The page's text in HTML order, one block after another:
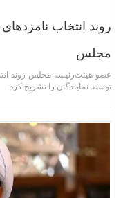
روند انتخاب
مجلس
عضو هیئت‌رئیسه مجلس روند
توسط نمایندگان را تشریح کرد.